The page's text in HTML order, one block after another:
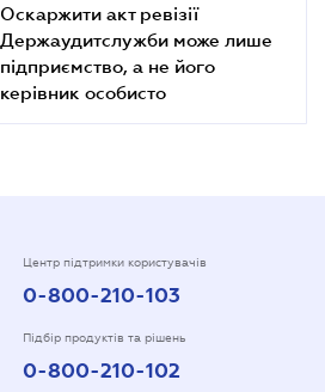
Оскаржити акт ревізії
Держаудитслужби може лише
підприємство, а не його
керівник особисто
Центр підтримки користувачів
0-800-210-103
Підбір продуктів та рішень
0-800-210-102